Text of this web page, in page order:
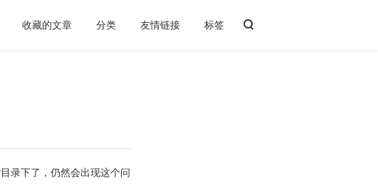
收藏的文章 分类 友情链接 标签
录下了，仍然会出现这个问